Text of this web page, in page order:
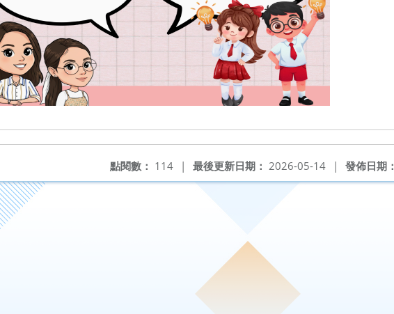
發佈日期：
最後更新日期： 2026-05-14 |
點閱數： 114 |